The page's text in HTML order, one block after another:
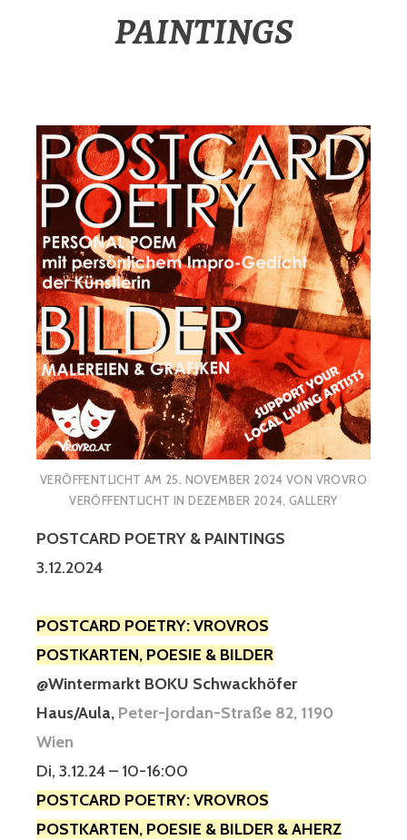
PAINTINGS
VERÖFFENTLICHT AM 25. NOVEMBER 2024 VON VROVRO
VERÖFFENTLICHT INDEZEMBER 2024,GALLERY
POSTCARD POETRY & PAINTINGS
3.12.2024
POSTCARD POETRY: VROVROS
POSTKARTEN, POESIE & BILDER
@Wintermarkt BOKU Schwackhöfer
Haus/Aula, Peter-Jordan-Straße 82, 1190
Wien
Di, 3.12.24 – 10-16:00
POSTCARD POETRY: VROVROS
POSTKARTEN, POESIE & BILDER & AHERZ